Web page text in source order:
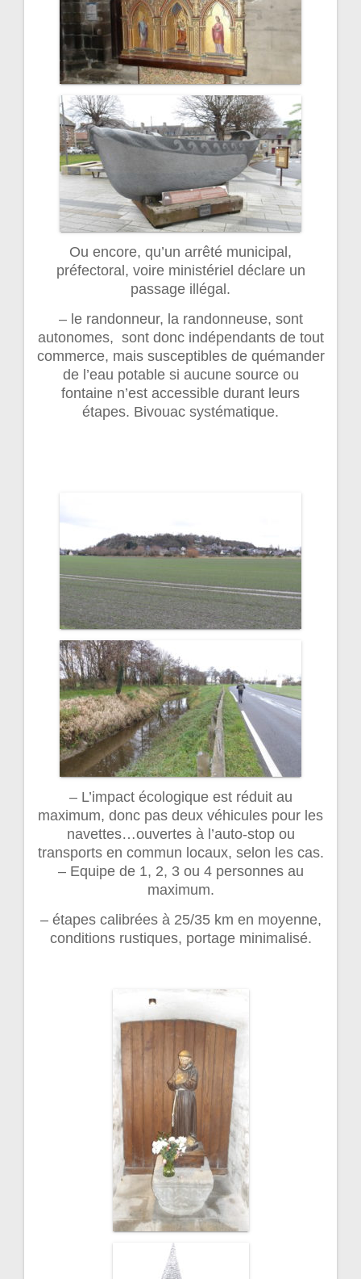
Ou encore, qu’un arrêté municipal,
préfectoral, voire ministériel déclare un
passage illégal.
– le randonneur, la randonneuse, sont
autonomes, sont donc indépendants de tout
commerce, mais susceptibles de quémander
de l’eau potable si aucune source ou
fontaine n’est accessible durant leurs
étapes. Bivouac systématique.
– L’impact écologique est réduit au
maximum, donc pas deux véhicules pour les
navettes…ouvertes à l’auto-stop ou
transports en commun locaux, selon les cas.
– Equipe de 1, 2, 3 ou 4 personnes au
maximum.
– étapes calibrées à 25/35 km en moyenne,
conditions rustiques, portage minimalisé.